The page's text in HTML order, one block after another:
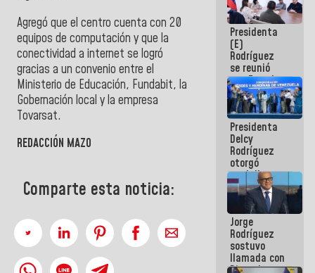
Agregó que el centro cuenta con 20
equipos de computación y que la
conectividad a internet se logró
gracias a un convenio entre el
Ministerio de Educación, Fundabit, la
Gobernación local y la empresa
Tovarsat.
REDACCIÓN MAZO
Comparte esta noticia:
e inspección
en la Línea 2
Presidenta
(E)
Rodríguez
se reunió
con Estado
Mayor
Eléctrico
para
abordar
planes de
acción
Presidenta
Delcy
Rodríguez
otorgó
medalla
"Héroe de
Venezuela"
a servidores
públicos
Jorge
Rodríguez
sostuvo
llamada con